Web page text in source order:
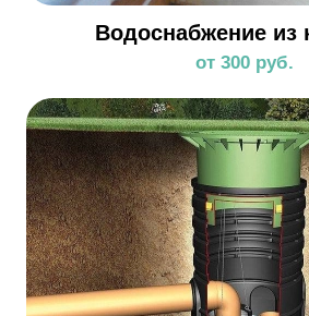
Водоснабжение из
от 300 руб.